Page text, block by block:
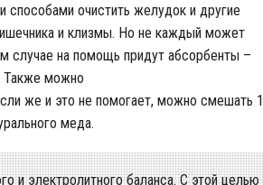
очистить желудок и другие
и клизмы. Но не каждый может
случае на помощь придут абсорбенты –
Также можно
же и это не помогает, можно смешать 1
меда.
и электролитного баланса. С этой целью